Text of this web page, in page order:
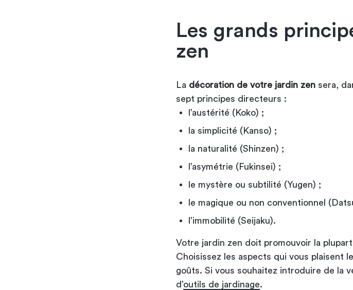
Les grands
zen
La décoration de votre jardin zen sera,
sept principes directeurs :
l’austérité (Koko) ;
la simplicité (Kanso) ;
la naturalité (Shinzen) ;
l’asymétrie (Fukinsei) ;
le mystère ou subtilité (Yugen) ;
le magique ou non conventionnel
l’immobilité (Seijaku).
Votre jardin zen doit promouvoir la
Choisissez les aspects qui vous plaisent
goûts. Si vous souhaitez introduire de la
d’outils de jardinage.